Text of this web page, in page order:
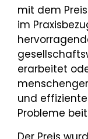
mit dem
im
erarbeitet
und
Probleme